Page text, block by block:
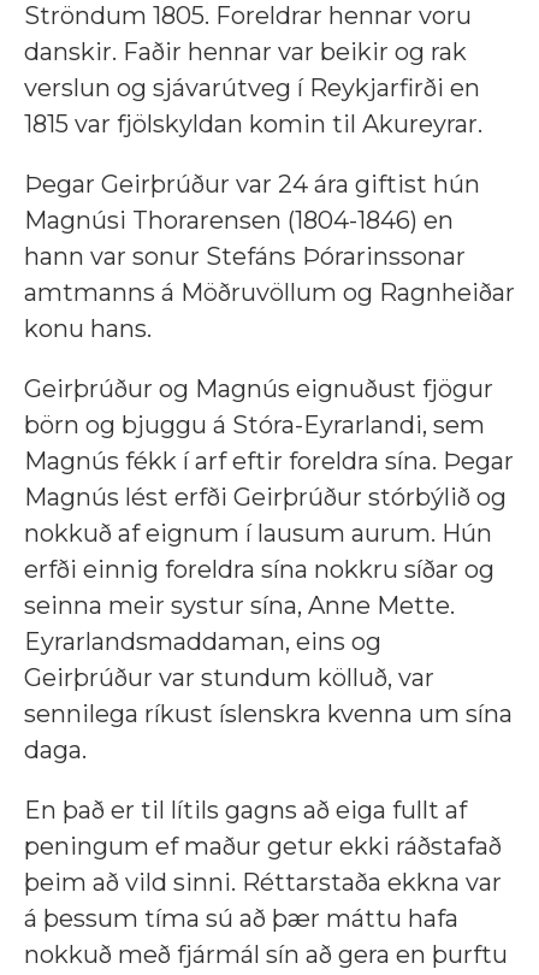
Ströndum 1805. Foreldrar hennar voru
danskir. Faðir hennar var beikir og rak
verslun og sjávarútveg í Reykjarfirði en
1815 var fjölskyldan komin til Akureyrar.
Þegar Geirþrúður var 24 ára giftist hún
Magnúsi Thorarensen (1804-1846) en
hann var sonur Stefáns Þórarinssonar
amtmanns á Möðruvöllum og Ragnheiðar
konu hans.
Geirþrúður og Magnús eignuðust fjögur
börn og bjuggu á Stóra-Eyrarlandi, sem
Magnús fékk í arf eftir foreldra sína. Þegar
Magnús lést erfði Geirþrúður stórbýlið og
nokkuð af eignum í lausum aurum. Hún
erfði einnig foreldra sína nokkru síðar og
seinna meir systur sína, Anne Mette.
Eyrarlandsmaddaman, eins og
Geirþrúður var stundum kölluð, var
sennilega ríkust íslenskra kvenna um sína
daga.
En það er til lítils gagns að eiga fullt af
peningum ef maður getur ekki ráðstafað
þeim að vild sinni. Réttarstaða ekkna var
á þessum tíma sú að þær máttu hafa
nokkuð með fjármál sín að gera en þurftu